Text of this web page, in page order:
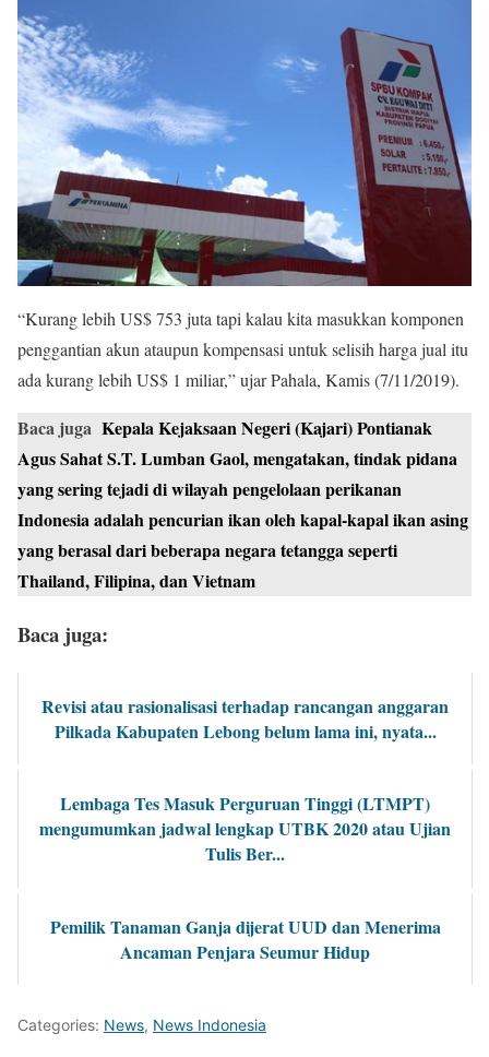
“Kurang lebih US$ 753 juta tapi kalau kita masukkan komponen
penggantian akun ataupun kompensasi untuk selisih harga jual itu
ada kurang lebih US$ 1 miliar,” ujar Pahala, Kamis (7/11/2019).
Baca juga Kepala Kejaksaan Negeri (Kajari) Pontianak
Agus Sahat S.T. Lumban Gaol, mengatakan, tindak pidana
yang sering tejadi di wilayah pengelolaan perikanan
Indonesia adalah pencurian ikan oleh kapal-kapal ikan asing
yang berasal dari beberapa negara tetangga seperti
Thailand, Filipina, dan Vietnam
Baca juga:
Revisi atau rasionalisasi terhadap rancangan anggaran
Pilkada Kabupaten Lebong belum lama ini, nyata...
Lembaga Tes Masuk Perguruan Tinggi (LTMPT)
mengumumkan jadwal lengkap UTBK 2020 atau Ujian
Tulis Ber...
Pemilik Tanaman Ganja dijerat UUD dan Menerima
Ancaman Penjara Seumur Hidup
Categories: News, News Indonesia